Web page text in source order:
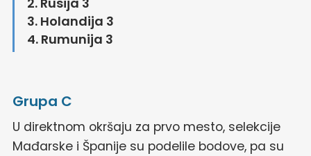
3. Holandija 3
4. Rumunija 3
Grupa C
U direktnom okršaju za prvo mesto, selekcije
Mađarske i Španije su podelile bodove, pa su